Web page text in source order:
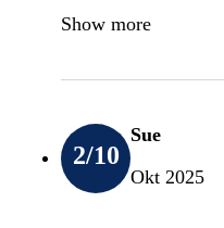
Show more
2/10
Sue
Okt 2025